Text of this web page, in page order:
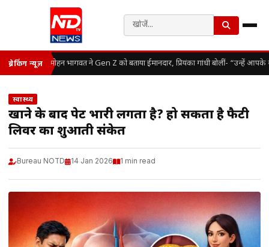
ब्रेकिंग न्यूज़ मोहन भागवत ने Gen Z को बताया ईमानदार, प्रियंका गांधी बोलीं- “उन्हें
स्वास्थ्य
खाने के बाद पेट भारी लगता है? हो सकता है फैटी
लिवर का शुरुआती संकेत
Bureau NOTD 14 Jan 2026 1 min read